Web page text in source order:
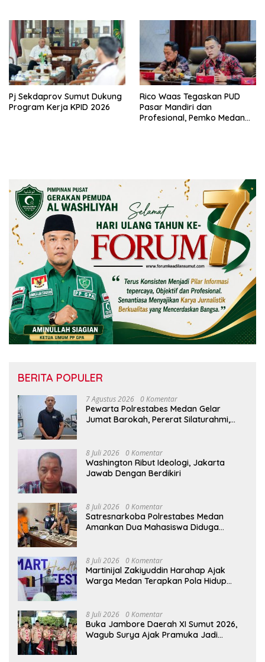
Pj Sekdaprov Sumut Dukung
Program Kerja KPID 2026
Rico Waas Tegaskan PUD
Pasar Mandiri dan
Profesional, Pemko Medan
BERITA POPULER
7 Agustus 2026 0 Komentar
Pewarta Polrestabes Medan Gelar
Jumat Barokah, Pererat Silaturahmi,
8 Juli 2026 0 Komentar
Washington Ribut Ideologi, Jakarta
Jawab Dengan Berdikiri
8 Juli 2026 0 Komentar
Satresnarkoba Polrestabes Medan
Amankan Dua Mahasiswa Diduga
8 Juli 2026 0 Komentar
Martinijal Zakiyuddin Harahap Ajak
Warga Medan Terapkan Pola Hidup
8 Juli 2026 0 Komentar
Buka Jambore Daerah XI Sumut 2026,
Wagub Surya Ajak Pramuka Jadi